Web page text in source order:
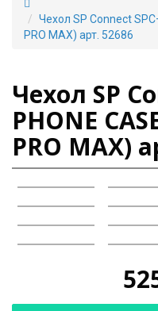
Чехол SP Connect
PRO MAX) арт. 52686
Чехол SP
PHONE
PRO MAX)